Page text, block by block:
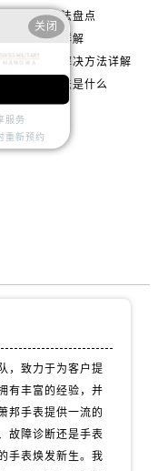
受损处理方法盘点
了处理方法详解
蒙子坏了解决方法详解
了解决方法是什么
，致力于为客户提
有丰富的经验，并
邦手表提供一流的
故障诊断还是手表
手表焕发新生。我
关闭
服务
重新预约